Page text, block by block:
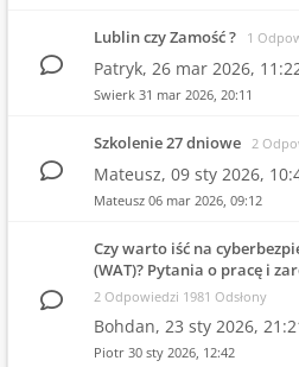
Lublin czy Zamość ? 1
Patryk, 26 mar 2026,
Swierk 31 mar 2026, 20:11
Szkolenie 27 dniowe 2
Mateusz, 09 sty 2026,
Mateusz 06 mar 2026, 09:12
Czy warto iść na
(WAT)? Pytania o pracę i
2 Odpowiedzi 1981 Odsłony
Bohdan, 23 sty 2026,
Piotr 30 sty 2026, 12:42